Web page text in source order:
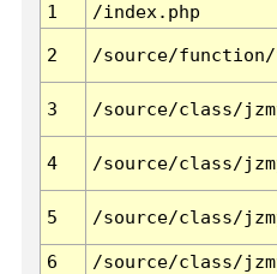
1
/index.php
2 /source/function/
3 /source/class/
4 /source/class/
5 /source/class/
6 /source/class/